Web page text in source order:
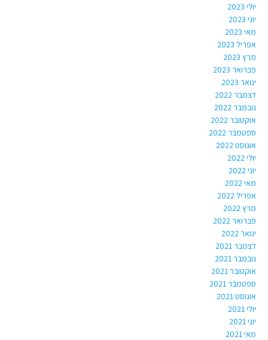
יולי 2023
יוני 2023
מאי 2023
אפריל 2023
מרץ 2023
פברואר 2023
ינואר 2023
דצמבר 2022
נובמבר 2022
אוקטובר 2022
ספטמבר 2022
אוגוסט 2022
יולי 2022
יוני 2022
מאי 2022
אפריל 2022
מרץ 2022
פברואר 2022
ינואר 2022
דצמבר 2021
נובמבר 2021
אוקטובר 2021
ספטמבר 2021
אוגוסט 2021
יולי 2021
יוני 2021
מאי 2021